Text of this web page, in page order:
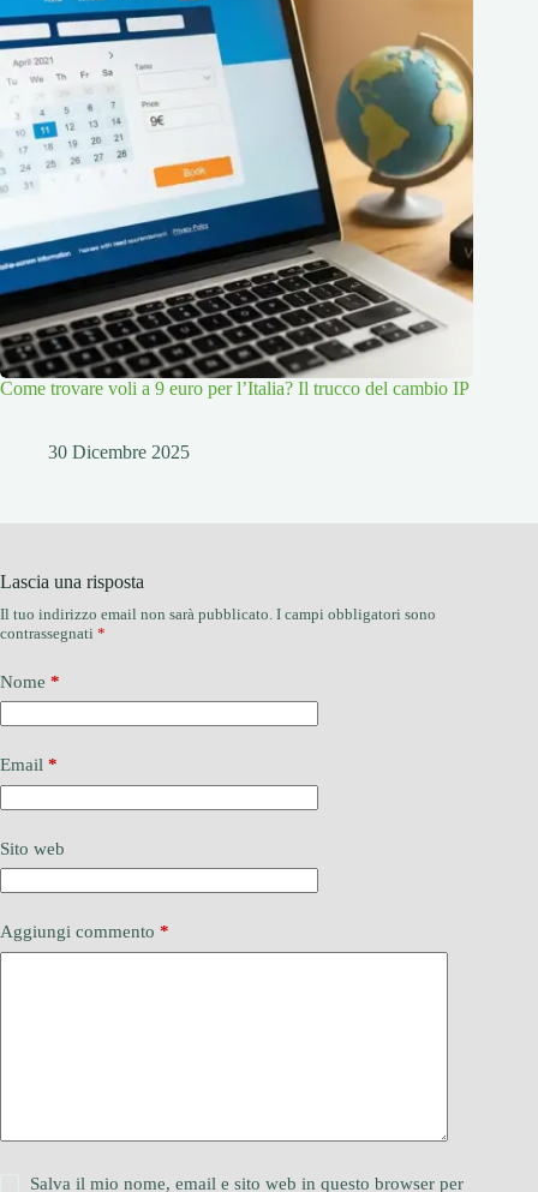
Come trovare voli a 9 euro per l’Italia? Il trucco del cambio IP
30 Dicembre 2025
Lascia una risposta
Il tuo indirizzo email non sarà pubblicato. I campi obbligatori sono
contrassegnati *
Nome *
Email *
Sito web
Aggiungi commento *
Salva il mio nome, email e sito web in questo browser per